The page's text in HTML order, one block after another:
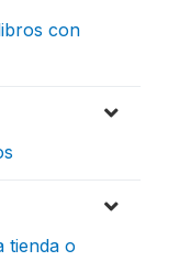
con
tienda o